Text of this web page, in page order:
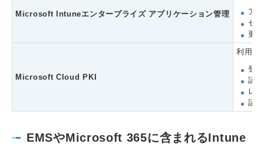
Microsoft Intuneエンタープライズ アプリケーション管理
ア
セ
更
Microsoft Cloud PKI
利用者
登
証
レ
証
EMSやMicrosoft 365に含まれるIntune